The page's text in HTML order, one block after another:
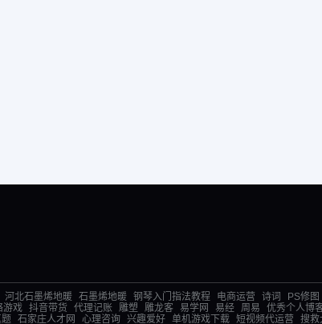
河北石墨烯地暖 石墨烯地暖 钢琴入门指法教程 电商运营 诗词 PS修图
游戏 抖音带货 代理记账 雕塑 雕龙客 易学网 易经 周易 优秀个人博
石家庄人才网 心理咨询 兴趣爱好 单机游戏下载 短视频代运营 搜救